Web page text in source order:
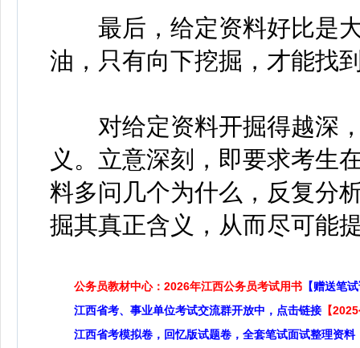
最后，给定资料好比是大
油，只有向下挖掘，才能找
对给定资料开掘得越深，
义。立意深刻，即要求考生
料多问几个为什么，反复分
掘其真正含义，从而尽可能
公务员教材中心：2026年江西公务员考试用书 【赠送笔
江西省考、事业单位考试交流群开放中，点击链接 【
江西省考模拟卷，回忆版试题卷，全套笔试面试整理资料